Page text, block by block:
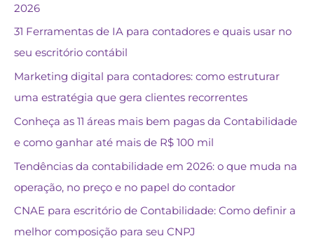
2026
31 Ferramentas de IA para contadores e quais usar no
seu escritório contábil
Marketing digital para contadores: como estruturar
uma estratégia que gera clientes recorrentes
Conheça as 11 áreas mais bem pagas da Contabilidade
e como ganhar até mais de R$ 100 mil
Tendências da contabilidade em 2026: o que muda na
operação, no preço e no papel do contador
CNAE para escritório de Contabilidade: Como definir a
melhor composição para seu CNPJ